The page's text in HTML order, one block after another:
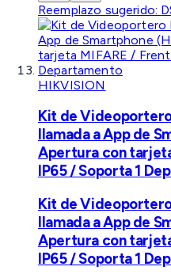
Reemplazo sugerido:
HIKVISION
Kit de
llamada a App de
Apertura con
IP65 / Soporta 1
Kit de
llamada a App de
Apertura con
IP65 / Soporta 1